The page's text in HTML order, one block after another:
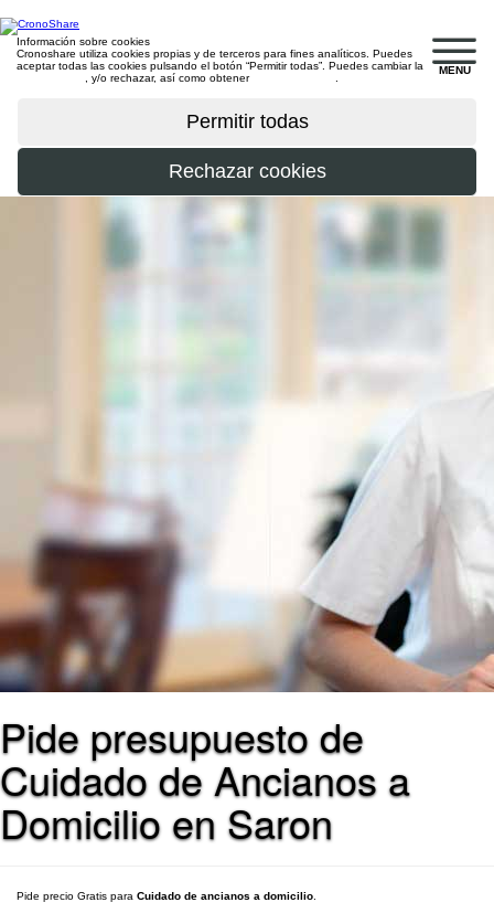
MENU
Información sobre cookies
Cronoshare utiliza cookies propias y de terceros para fines analíticos. Puedes
aceptar todas las cookies pulsando el botón “Permitir todas”. Puedes cambiar la
, y/o rechazar, así como obtener
Pide presupuesto de
Cuidado de Ancianos a
Domicilio en Saron
Pide precio Gratis para Cuidado de ancianos a domicilio